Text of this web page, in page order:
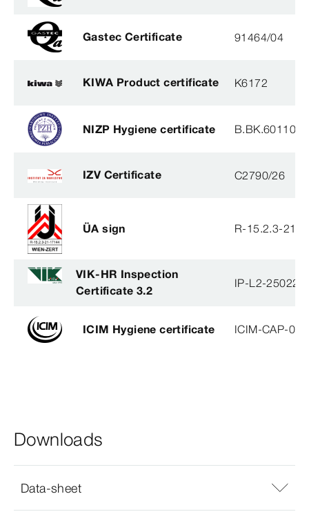
Gastec Certificate 91464/04
KIWA Product certificate K6172
NIZP Hygiene certificate
IZV Certificate C2790/26
ÜA sign R-15.2.3-21-
VIK-HR Inspection
Certificate 3.2
IP-L2-
ICIM Hygiene certificate ICIM-CAP-
Downloads
Data-sheet